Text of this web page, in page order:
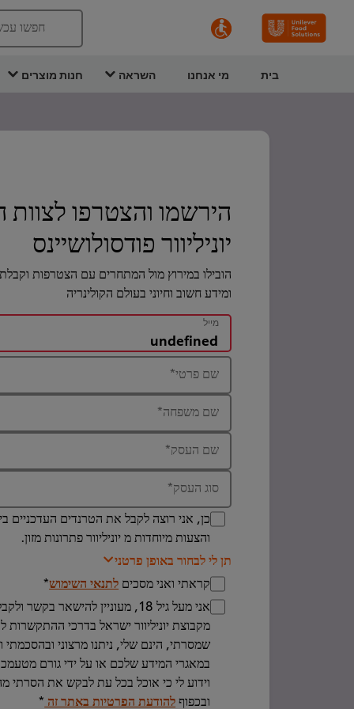
חפשו
בית מי אנחנו השראה חנות מוצרים
הירשמו והצטרפו
יוניליוור פודסולושיינס
הובילו במירוץ מול המתחרים עם הצטרפות
ומידע חשוב וחיוני בעולם הקולינריה
מייל
שם פרטי*
שם משפחה*
שם העסק*
סוג העסק*
כן, אני רוצה לקבל את הטרנדים העדכניים
והצעות מיוחדות מ יוניליוור פתרונות מזון.
תן לי לבחור באופן פרטני
קראתי ואני מסכים לתנאי השימוש*
אני מעל גיל 18, מעוניין להישאר
מקבוצת יוניליוור ישראל בדרכי
שמסרתי, הינם שלי, ניתנו מרצוני ובהסכמתי
במאגרי המידע שלכם או על ידי גורם
וידוע לי כי אוכל בכל עת לבקש את הסרתי
ובכפוףלהודעת הפרטיות באתר זה *